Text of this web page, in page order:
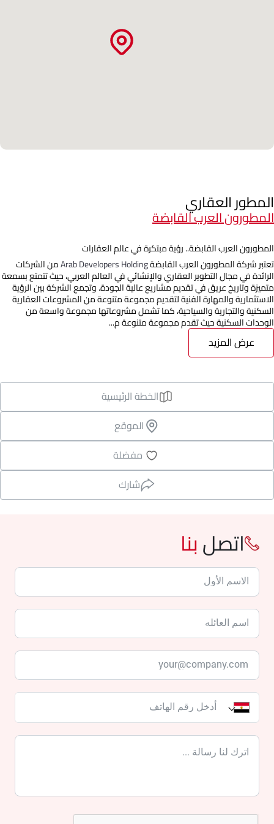
المطور العقاري
المطورون العرب القابضة
المطورون العرب القابضة.. رؤية مبتكرة في عالم العقارات
تعتبر شركة المطورون العرب القابضةArab Developers Holdingمن الشركات
الرائدة في مجال التطوير العقاري والإنشائي في العالم العربي، حيث تتمتع بسمعة
متميزة وتاريخ عريق في تقديم مشاريع عالية الجودة. وتجمع الشركة بين الرؤية
الاستثمارية والمهارة الفنية لتقديم مجموعة متنوعة من المشروعات العقارية
السكنية والتجارية والسياحية، كما تشمل مشروعاتها مجموعة واسعة من
الوحدات السكنية حيث تقدم مجموعة متنوعة م...
عرض المزيد
الخطة الرئيسية
الموقع
مفضلة
شارك
اتصلبنا